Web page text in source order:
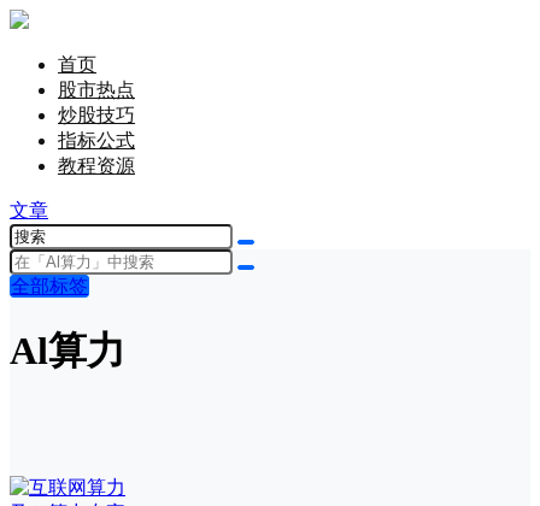
首页
股市热点
炒股技巧
指标公式
教程资源
文章
全部标签
Al算力